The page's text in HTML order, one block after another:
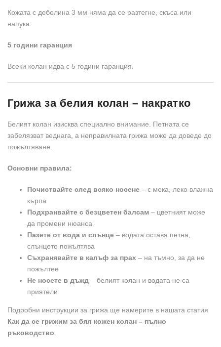
Кожата с дебелина 3 мм няма да се разтегне, скъса или
напука.
5 години гаранция
Всеки колан идва с 5 години гаранция.
Грижа за белия колан – накратко
Белият колан изисква специално внимание. Петната се
забелязват веднага, а неправилната грижа може да доведе до
пожълтяване.
Основни правила:
Почиствайте след всяко носене – с мека, леко влажна
кърпа
Подхранвайте с безцветен балсам – цветният може
да промени нюанса
Пазете от вода и слънце – водата оставя петна,
слънцето пожълтява
Съхранявайте в калъф за прах – на тъмно, за да не
пожълтее
Не носете в дъжд – белият колан и водата не са
приятели
Подробни инструкции за грижа ще намерите в нашата статия
Как да се грижим за бял кожен колан – пълно
ръководство.